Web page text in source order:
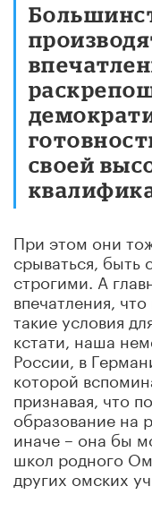
своей
При этом они
срываться,
строгими. А
впечатления,
такие условия
кстати, наша
России, в
которой
признавая, что
образование на
иначе – она бы
школ родного
других омских